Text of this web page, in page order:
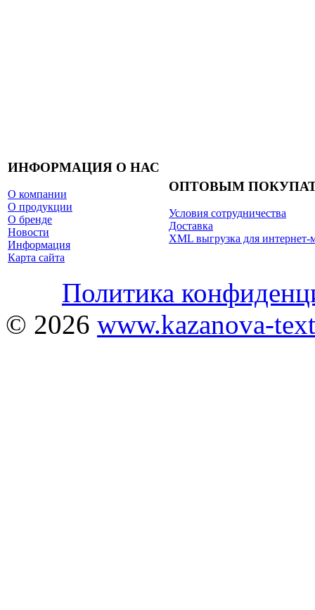
ИНФОРМАЦИЯ О НАС
О компании
О продукции
О бренде
Новости
Информация
Карта сайта
ОПТОВЫМ
Условия сотрудничества
Доставка
XML выгрузка для интернет-
Политика
© 2026 www.kazanova-